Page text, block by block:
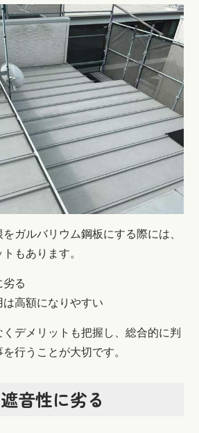
ガルバリウム鋼板にする際には、
もあります。
劣る
は高額になりやすい
くデメリットも把握し、総合的に判
行うことが大切です。
音性に劣る